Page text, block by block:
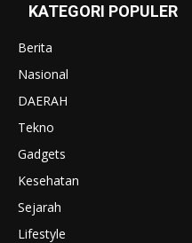
KATEGORI POPULER
Berita
Nasional
DAERAH
Tekno
Gadgets
Kesehatan
Sejarah
Lifestyle